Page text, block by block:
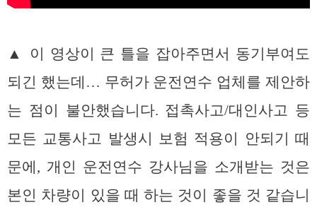
▲ 이 영상이 큰 틀을 잡아주면서 동기부여도
되긴 했는데… 무허가 운전연수 업체를 제안하
는 점이 불안했습니다. 접촉사고/대인사고 등
모든 교통사고 발생시 보험 적용이 안되기 때
문에, 개인 운전연수 강사님을 소개받는 것은
본인 차량이 있을 때 하는 것이 좋을 것 같습니